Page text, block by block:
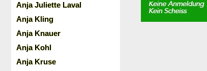
Anja Juliette Laval
Anja Kling
Anja Knauer
Anja Kohl
Anja Kruse